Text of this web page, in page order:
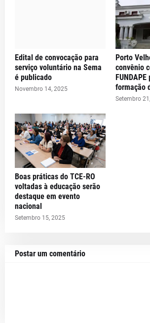
Edital de convocação para
serviço voluntário na Sema
é publicado
Novembro 14, 2025
Porto
convênio
formação
Setembro
Boas práticas do TCE-RO
voltadas à educação serão
destaque em evento
nacional
Setembro 15, 2025
Postar um comentário